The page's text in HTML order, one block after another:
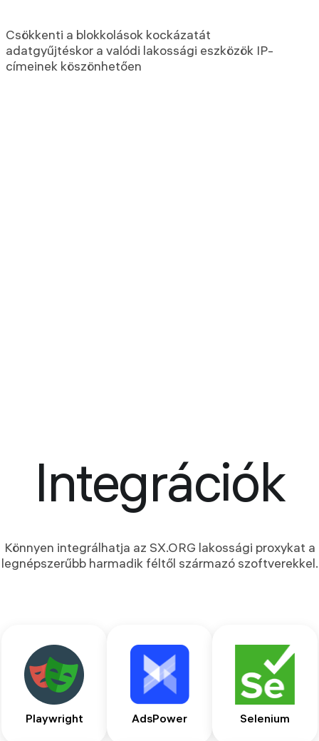
Csökkenti a blokkolások kockázatát
adatgyűjtéskor a valódi lakossági eszközök IP-
címeinek köszönhetően
Integrációk
Könnyen integrálhatja az SX.ORG lakossági proxykat a
legnépszerűbb harmadik féltől származó szoftverekkel.
Playwright AdsPower Selenium